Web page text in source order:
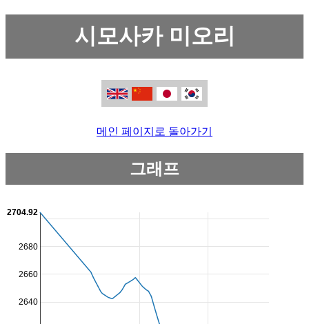
시모사카 미오리
메인 페이지로 돌아가기
그래프
2640
2660
2680
2704.92